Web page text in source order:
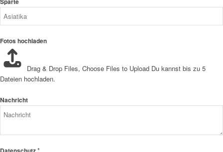
Sparte
Fotos hochladen
Drag & Drop Files, Choose Files to Upload Du kannst bis zu 5
Dateien hochladen.
Nachricht